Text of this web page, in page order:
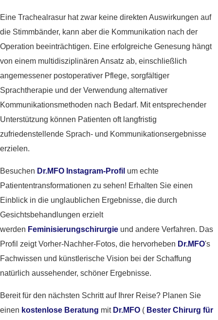
Eine Trachealrasur hat zwar keine direkten Auswirkungen auf
die Stimmbänder, kann aber die Kommunikation nach der
Operation beeinträchtigen. Eine erfolgreiche Genesung hängt
von einem multidisziplinären Ansatz ab, einschließlich
angemessener postoperativer Pflege, sorgfältiger
Sprachtherapie und der Verwendung alternativer
Kommunikationsmethoden nach Bedarf. Mit entsprechender
Unterstützung können Patienten oft langfristig
zufriedenstellende Sprach- und Kommunikationsergebnisse
erzielen.
Besuchen Dr.MFO Instagram-Profil um echte
Patiententransformationen zu sehen! Erhalten Sie einen
Einblick in die unglaublichen Ergebnisse, die durch
Gesichtsbehandlungen erzielt
werden Feminisierungschirurgie und andere Verfahren. Das
Profil zeigt Vorher-Nachher-Fotos, die hervorheben Dr.MFO's
Fachwissen und künstlerische Vision bei der Schaffung
natürlich aussehender, schöner Ergebnisse.
Bereit für den nächsten Schritt auf Ihrer Reise? Planen Sie
einen kostenlose Beratung mit Dr.MFO ( Bester Chirurg für